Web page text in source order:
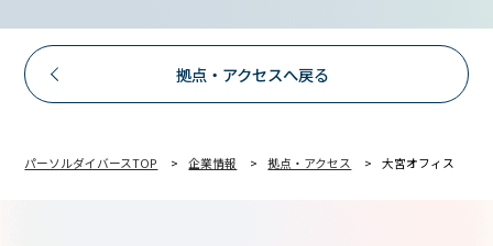
拠点・アクセスへ戻る
パーソルダイバースTOP 企業情報 拠点・アクセス 大宮オフィス